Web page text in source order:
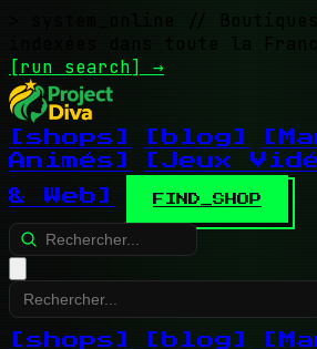
// Boutiques
indexées dans toute la
[run search] →
[shops] [blog]
Animés]
[Jeux
& Web]
FIND_SHOP
[shops] [blog]